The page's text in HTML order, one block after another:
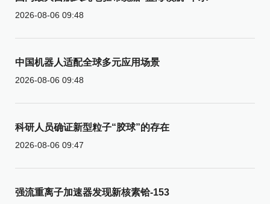
2026-08-06 09:48
中国机器人适配全球多元应用场景
2026-08-06 09:48
科研人员确证新型粒子“胶球”的存在
2026-08-06 09:47
强流重离子加速器发现新核素铪-153